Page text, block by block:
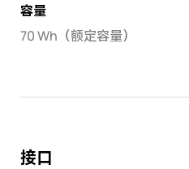
容量
70 Wh（额定容量）
接口